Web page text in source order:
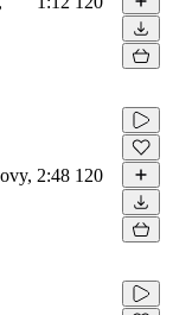
2:48 120